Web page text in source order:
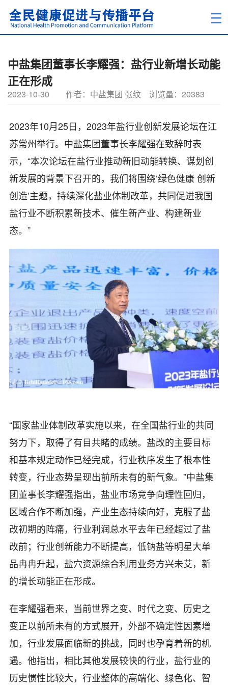
中盐集团董事长李耀强：盐行业新增长动能
正在形成
2023-10-30 作者：中盐集团 张纹 浏览量：20383
2023年10月25日，2023年盐行业创新发展论坛在江
苏常州举行。中盐集团董事长李耀强在致辞时表
示，“本次论坛在盐行业推动新旧动能转换、谋划创
新发展的背景下召开的，我们将围绕‘绿色健康 创新
创造’主题，持续深化盐业体制改革，共同促进我国
盐行业不断积累新技术、催生新产业、构建新业
态。”
“国家盐业体制改革实施以来，在全国盐行业的共同
努力下，取得了有目共睹的成绩。盐改的主要目标
和基本规定动作已经完成，行业秩序发生了根本性
转变，行业态势呈现出前所未有的新气象。”中盐集
团董事长李耀强指出，盐业市场竞争向理性回归，
区域合作不断加强，产业生态持续向好，克服了盐
改初期的阵痛，行业利润总水平去年已经超过了盐
改前；行业创新能力不断提高，低钠盐等明星大单
品冉冉升起，盐穴资源综合利用业务方兴未艾，新
的增长动能正在形成。
在李耀强看来，当前世界之变、时代之变、历史之
变正以前所未有的方式展开，外部不确定性因素增
加，行业发展面临新的挑战，同时也孕育着新的机
遇。他指出，相比其他发展较快的行业，盐行业的
历史惯性比较大，行业整体的高端化、绿色化、智